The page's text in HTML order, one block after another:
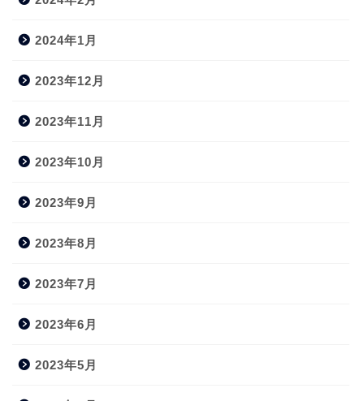
2024年1月
2023年12月
2023年11月
2023年10月
2023年9月
2023年8月
2023年7月
2023年6月
2023年5月